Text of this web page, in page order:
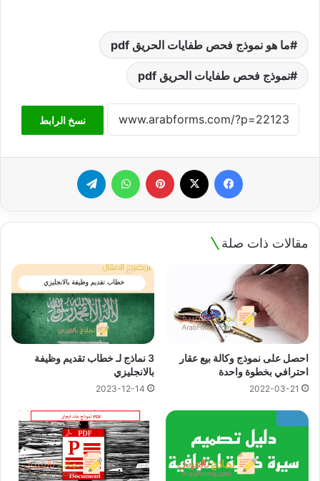
ما هو نموذج فحص طفايات الحريق pdf
نموذج فحص طفايات الحريق pdf
نسخ الرابط
فيسبوك بينتيريست واتساب
مقالات ذات صلة
احصل على نموذج وكالة بيع عقار
احترافي بخطوة واحدة
2022-03-21
3 نماذج لـ خطاب تقديم وظيفة
بالانجليزي
2023-12-14